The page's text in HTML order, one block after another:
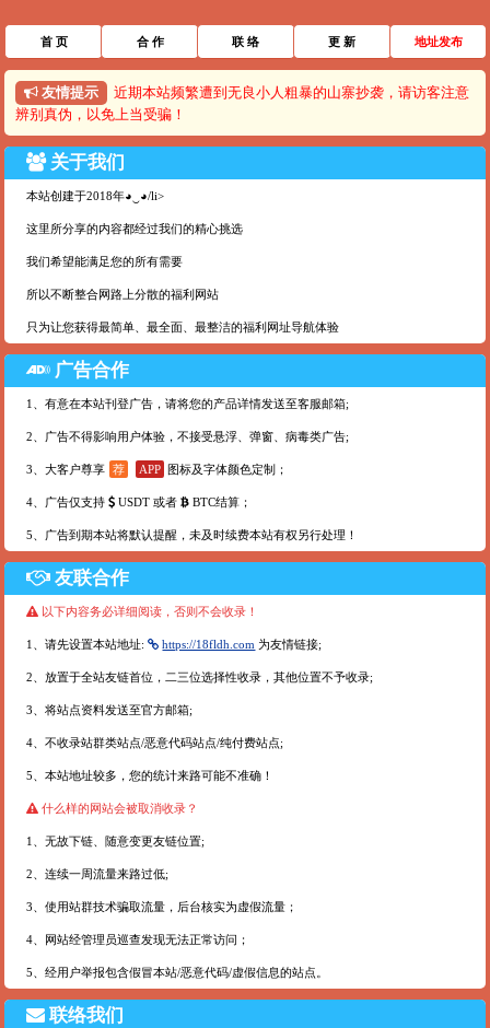
首 页 合 作 联 络 更 新 地址发布
友情提示
近期本站频繁遭到无良小人粗暴的山寨抄袭，请访客注意
辨别真伪，以免上当受骗！
关于我们
本站创建于2018年◕‿◕/li>
这里所分享的内容都经过我们的精心挑选
我们希望能满足您的所有需要
所以不断整合网路上分散的福利网站
只为让您获得最简单、最全面、最整洁的福利网址导航体验
广告合作
1、有意在本站刊登广告，请将您的产品详情发送至客服邮箱;
2、广告不得影响用户体验，不接受悬浮、弹窗、病毒类广告;
3、大客户尊享 荐 APP 图标及字体颜色定制；
4、广告仅支持 USDT 或者 BTC结算；
5、广告到期本站将默认提醒，未及时续费本站有权另行处理！
友联合作
以下内容务必详细阅读，否则不会收录！
1、请先设置本站地址: https://18fldh.com 为友情链接;
2、放置于全站友链首位，二三位选择性收录，其他位置不予收录;
3、将站点资料发送至官方邮箱;
4、不收录站群类站点/恶意代码站点/纯付费站点;
5、本站地址较多，您的统计来路可能不准确！
什么样的网站会被取消收录？
1、无故下链、随意变更友链位置;
2、连续一周流量来路过低;
3、使用站群技术骗取流量，后台核实为虚假流量；
4、网站经管理员巡查发现无法正常访问；
5、经用户举报包含假冒本站/恶意代码/虚假信息的站点。
联络我们